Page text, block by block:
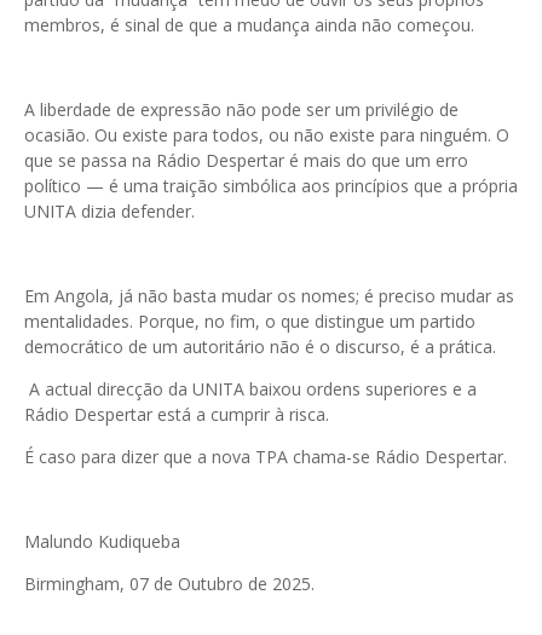
membros, é sinal de que a mudança ainda não começou.
A liberdade de expressão não pode ser um privilégio de
ocasião. Ou existe para todos, ou não existe para ninguém. O
que se passa na Rádio Despertar é mais do que um erro
político — é uma traição simbólica aos princípios que a própria
UNITA dizia defender.
Em Angola, já não basta mudar os nomes; é preciso mudar as
mentalidades. Porque, no fim, o que distingue um partido
democrático de um autoritário não é o discurso, é a prática.
A actual direcção da UNITA baixou ordens superiores e a
Rádio Despertar está a cumprir à risca.
É caso para dizer que a nova TPA chama-se Rádio Despertar.
Malundo Kudiqueba
Birmingham, 07 de Outubro de 2025.